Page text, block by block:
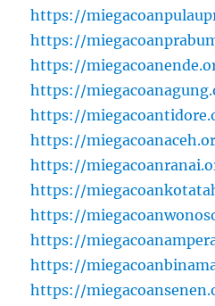
https://
https://
https://
https://
https://
https://
https://
https://
https://
https://
https://
https://